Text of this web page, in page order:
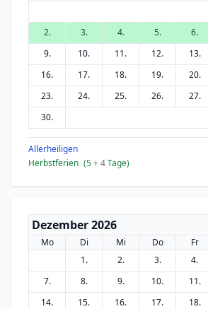
2.
3. 4. 5. 6.
9.
10. 11. 12. 13.
16.
17. 18. 19. 20.
23.
24. 25. 26. 27.
30.
Allerheiligen
Herbstferien (5+ 4Tage)
Dezember 2026
Mo Di Mi Do Fr
1.
2. 3. 4.
7.
8. 9. 10. 11.
14.
15. 16. 17. 18.